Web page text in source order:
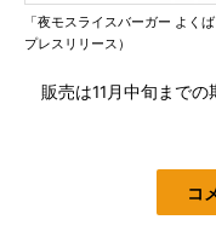
「夜モスライスバーガー よく
プレスリリース）
販売は11月中旬までの
コ